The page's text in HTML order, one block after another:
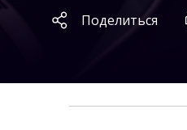
Поделиться